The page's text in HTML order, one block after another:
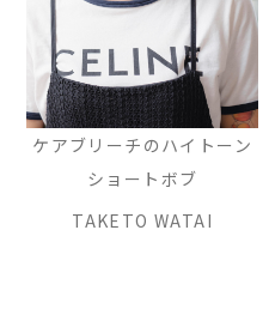
ケアブリーチのハイトーン
ショートボブ
TAKETO WATAI